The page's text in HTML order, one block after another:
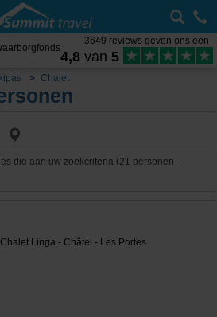
3649 reviews geven ons een
4,8 van 5
Chalet
die aan uw zoekcriteria (21 personen -